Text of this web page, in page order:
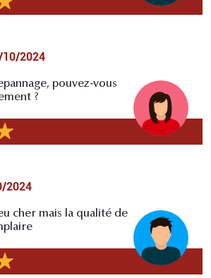
10/2024
pouvez-vous
?
2024
cher mais la qualité de